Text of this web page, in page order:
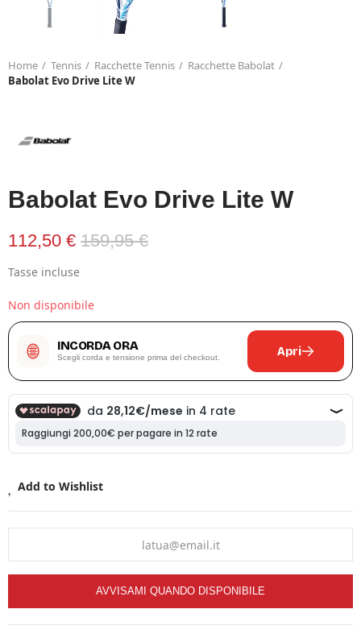
Home Tennis Racchette Tennis
Racchette Babolat
Babolat Evo Drive Lite W
Babolat Evo Drive Lite W
112,50 € 159,95 €
Tasse incluse
Non disponibile
INCORDA ORA
Scegli corda e tensione prima del checkout. Apri
Add to Wishlist
AVVISAMI QUANDO DISPONIBILE